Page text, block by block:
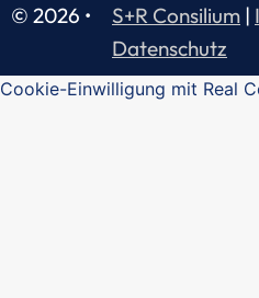
© 2026 • S+R Consilium |
Datenschutz
Cookie-Einwilligung mit Real